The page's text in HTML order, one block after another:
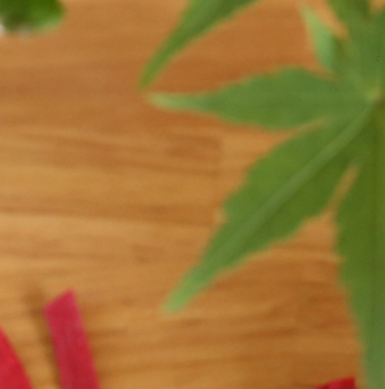
桐箱一筆箋
便箋
ふたこと箋
みこと箋
鳥の子贈答箋
扇子・うちわ
紙扇
紙扇 七寸五分
紙扇 六寸五分